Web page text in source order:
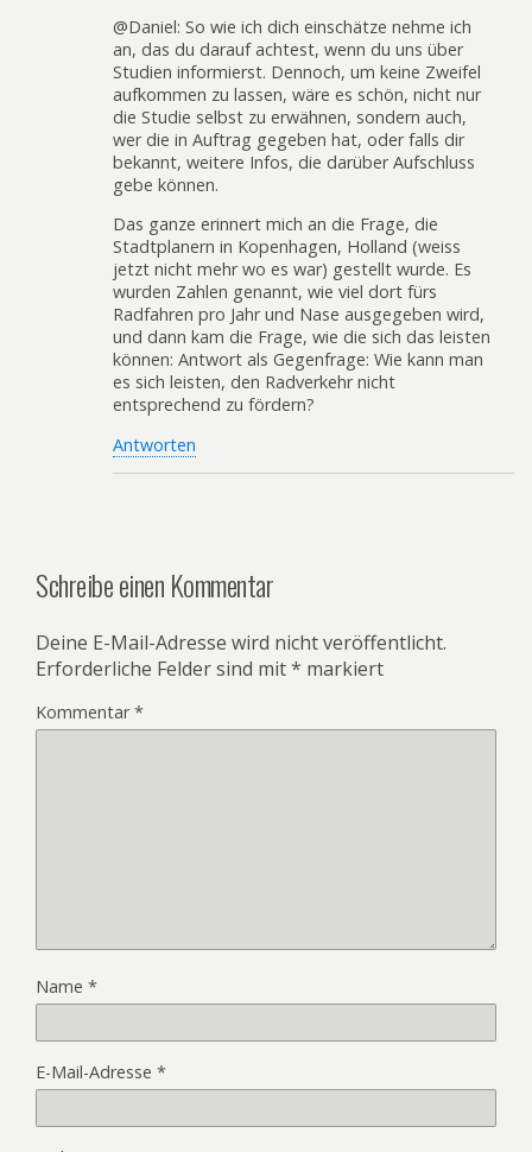
@Daniel: So wie ich dich einschätze nehme ich
an, das du darauf achtest, wenn du uns über
Studien informierst. Dennoch, um keine Zweifel
aufkommen zu lassen, wäre es schön, nicht nur
die Studie selbst zu erwähnen, sondern auch,
wer die in Auftrag gegeben hat, oder falls dir
bekannt, weitere Infos, die darüber Aufschluss
gebe können.
Das ganze erinnert mich an die Frage, die
Stadtplanern in Kopenhagen, Holland (weiss
jetzt nicht mehr wo es war) gestellt wurde. Es
wurden Zahlen genannt, wie viel dort fürs
Radfahren pro Jahr und Nase ausgegeben wird,
und dann kam die Frage, wie die sich das leisten
können: Antwort als Gegenfrage: Wie kann man
es sich leisten, den Radverkehr nicht
entsprechend zu fördern?
Antworten
Schreibe einen Kommentar
Deine E-Mail-Adresse wird nicht veröffentlicht.
Erforderliche Felder sind mit* markiert
Kommentar*
Name *
E-Mail-Adresse *